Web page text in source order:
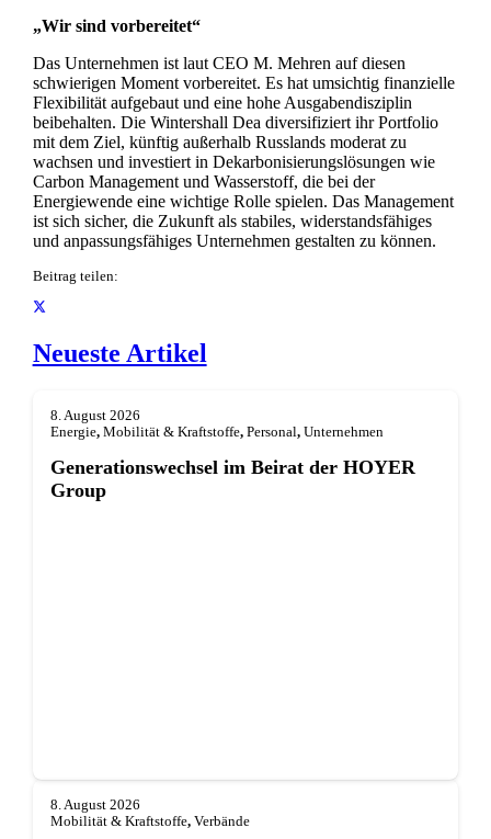
„Wir sind vorbereitet“
Das Unternehmen ist laut CEO M. Mehren auf diesen
schwierigen Moment vorbereitet. Es hat umsichtig finanzielle
Flexibilität aufgebaut und eine hohe Ausgabendisziplin
beibehalten. Die Wintershall Dea diversifiziert ihr Portfolio
mit dem Ziel, künftig außerhalb Russlands moderat zu
wachsen und investiert in Dekarbonisierungslösungen wie
Carbon Management und Wasserstoff, die bei der
Energiewende eine wichtige Rolle spielen. Das Management
ist sich sicher, die Zukunft als stabiles, widerstandsfähiges
und anpassungsfähiges Unternehmen gestalten zu können.
Beitrag teilen:
Neueste Artikel
8. August 2026
Energie, Mobilität & Kraftstoffe, Personal, Unternehmen
Generationswechsel im Beirat der HOYER
Group
8. August 2026
Mobilität & Kraftstoffe, Verbände